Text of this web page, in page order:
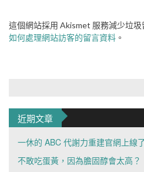
這個網站採用 Akismet 服務減少垃圾
如何處理網站訪客的留言資料 。
近期文章
一休的 ABC 代謝力重建官網上線
不敢吃蛋黃，因為膽固醇會太高？